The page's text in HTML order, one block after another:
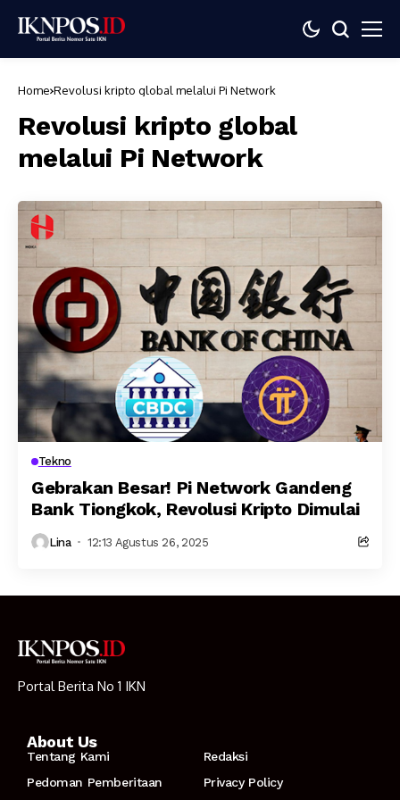
Home Revolusi kripto global melalui Pi Network
Revolusi kripto global
melalui Pi Network
Tekno
Gebrakan Besar! Pi Network Gandeng
Bank Tiongkok, Revolusi Kripto Dimulai
Lina 12:13 Agustus 26, 2025
Portal Berita No 1 IKN
About Us
Tentang Kami
Redaksi
Pedoman Pemberitaan
Privacy Policy